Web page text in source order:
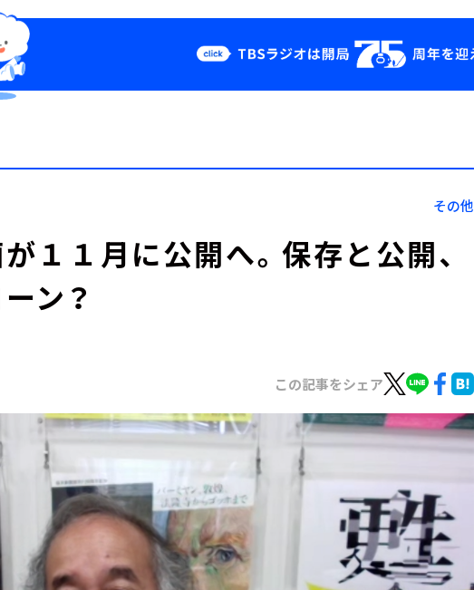
Podcast
YouTube
その他
１１月に公開へ。保存と公開、
ン？
この記事をシェア